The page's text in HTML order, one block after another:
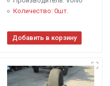
Количество: 0шт.
Добавить в корзину